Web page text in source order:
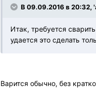
В 09.09.2016 в 20:32,
Итак, требуется
удается это сделать
Варится обычно, без